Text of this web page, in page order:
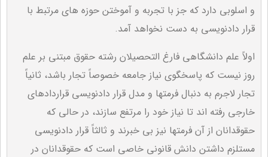
و اسلوبی دارد که جز با تجربه و آموختن حوزه های مرتبط با
قرار دادنویسی به دست نخواهد آمد.
اولاً علم دانشگاهی فارغ التحصیلان رشته حقوق مبتنی بر علم
روز نیست که پاسخگوی نیاز جامعه خصوصاً تجار باشد، ثانیاً
تجار لاجرم به دنبال فرمتها و مدل قرار دادنویسی قراردادهای
خارجی رفته اند تا نیاز خود را مرتفع سازند، در حالی که
حقوقدانان از آن فرمتها نیز بی خبرند و ثالثاً قرار دادنویسی
مستلزم داشتن دانش قانونی خاصی است که حقوقدانان در